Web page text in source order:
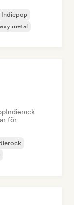
Indiepop
metal
Indierock
för